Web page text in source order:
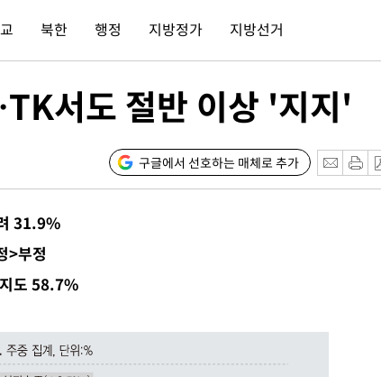
장
후 발
CDC
북한 행정 지방정가 지방선거
서도 절반 이상 '지지'
구글에서 선호하는 매체로 추가
31.9%
>부정
도 58.7%